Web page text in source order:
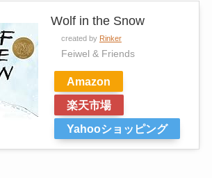
Wolf in the Snow
created by Rinker
Feiwel & Friends
Amazon
楽天市場
Yahooショッピング